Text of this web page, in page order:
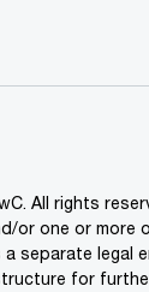
All rights
or one or more
separate legal
for